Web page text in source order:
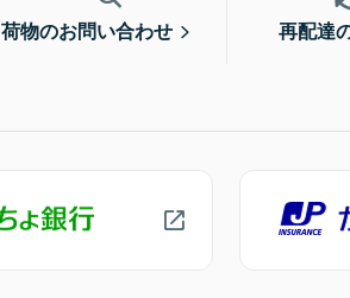
荷物のお問い合わせ 再配達